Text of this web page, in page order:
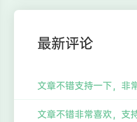
最新评论
文章不错支持一下，非
文章不错非常喜欢，支